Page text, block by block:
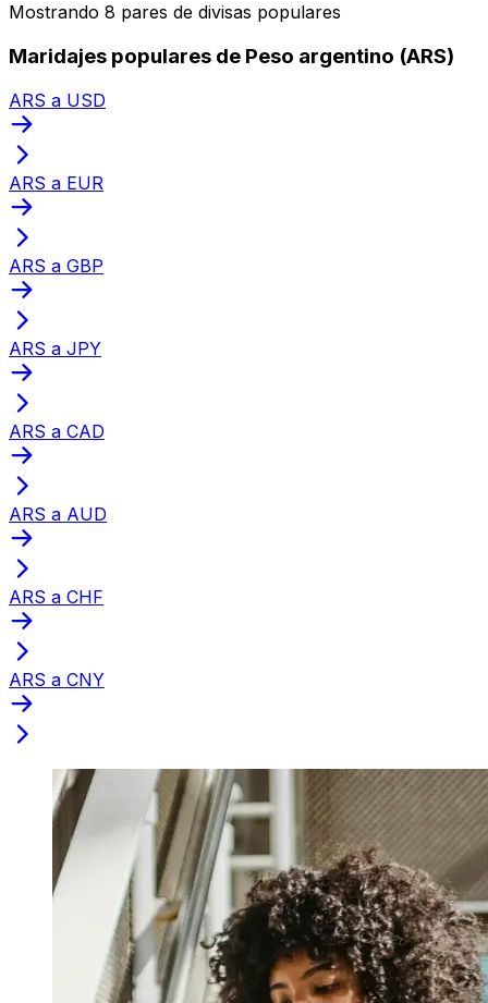
Mostrando 8 pares de divisas populares
Maridajes populares de Peso argentino (ARS)
ARS a USD
ARS a EUR
ARS a GBP
ARS a JPY
ARS a CAD
ARS a AUD
ARS a CHF
ARS a CNY